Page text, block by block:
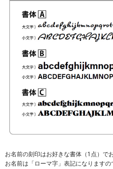
お名前の刻印はお好きな書体（1点）で
お名前は「ローマ字」表記になりますの